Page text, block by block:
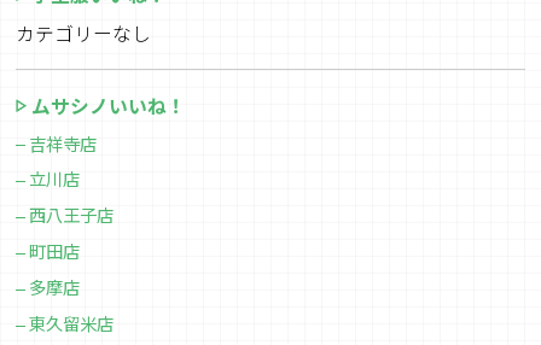
カテゴリーなし
ムサシノいいね！
吉祥寺店
立川店
西八王子店
町田店
多摩店
東久留米店